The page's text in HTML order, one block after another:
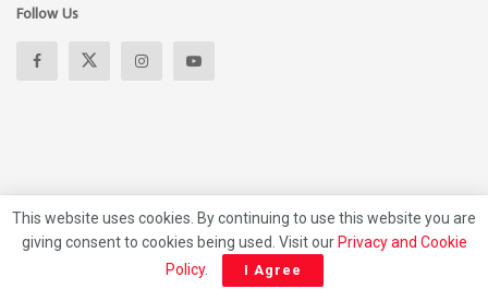
Follow Us
About Privacy Policy Contact Us
This website uses cookies. By continuing to use this website you are
giving consent to cookies being used. Visit our Privacy and Cookie
Policy. I Agree